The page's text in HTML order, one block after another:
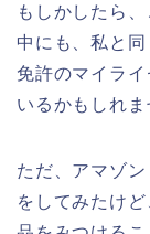
もしかしたら
中にも、私と
免許のマイラ
いるかもしれま
ただ、アマゾ
をしてみたけ